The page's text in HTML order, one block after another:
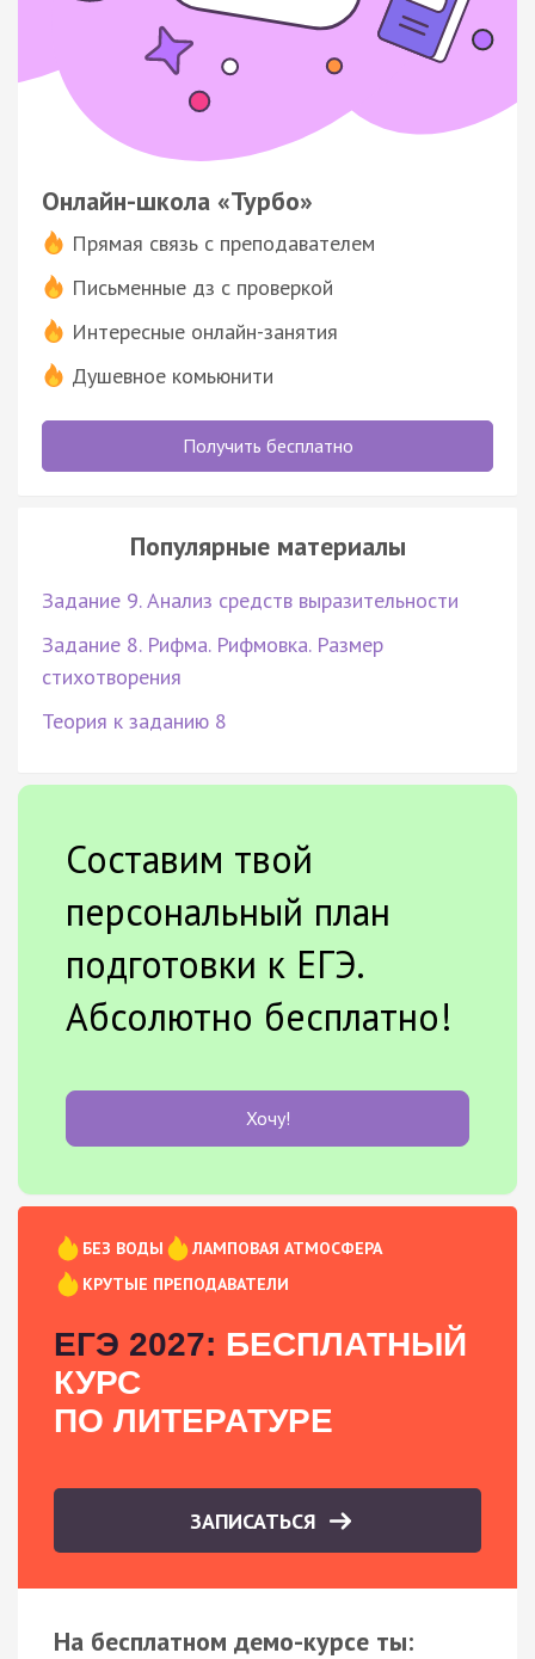
Онлайн-школа «Турбо»
Прямая связь с преподавателем
Письменные дз с проверкой
Интересные онлайн-занятия
Душевное комьюнити
Получить бесплатно
Популярные материалы
Задание 9. Анализ средств выразительности
Задание 8. Рифма. Рифмовка. Размер
стихотворения
Теория к заданию 8
Составим твой
персональный план
подготовки к ЕГЭ.
Абсолютно бесплатно!
Хочу!
БЕЗ ВОДЫ
ЛАМПОВАЯ АТМОСФЕРА
КРУТЫЕ ПРЕПОДАВАТЕЛИ
ЕГЭ 2027: БЕСПЛАТНЫЙ
КУРС
ПО ЛИТЕРАТУРЕ
ЗАПИСАТЬСЯ
На бесплатном демо-курсе ты: